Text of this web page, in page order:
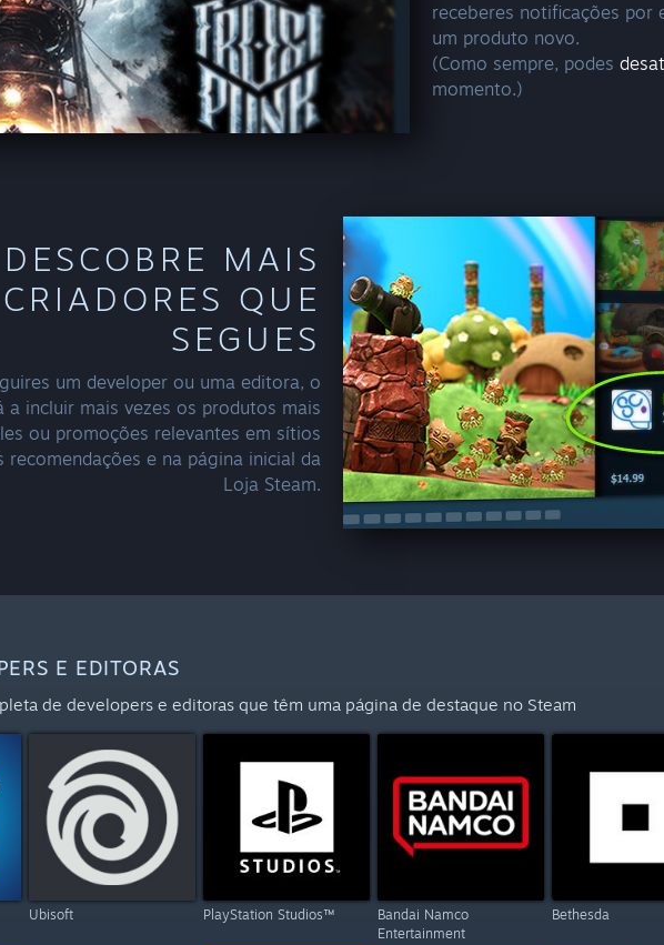
receberes notificações por
um produto novo.
(Como sempre, podes
momento.)
DESCOBRE MAIS
QUE
SEGUES
um developer ou uma editora, o
a incluir mais vezes os produtos mais
ou promoções relevantes em sítios
recomendações e na página inicial da
Loja Steam.
E EDITORAS
de developers e editoras que têm uma página de destaque no Steam
Ubisoft PlayStation Studios™
Bandai Namco
Entertainment
Bethesda